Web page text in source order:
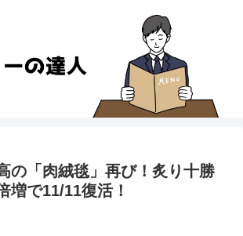
の「肉絨毯」再び！炙り十勝
増で11/11復活！